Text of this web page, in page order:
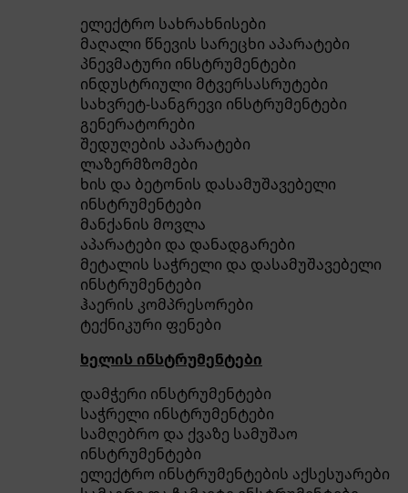
ელექტრო სახრახნისები
მაღალი წნევის სარეცხი აპარატები
პნევმატური ინსტრუმენტები
ინდუსტრიული მტვერსასრუტები
სახვრეტ-სანგრევი ინსტრუმენტები
გენერატორები
შედუღების აპარატები
ლაზერმზომები
ხის და ბეტონის დასამუშავებელი
ინსტრუმენტები
მანქანის მოვლა
აპარატები და დანადგარები
მეტალის საჭრელი და დასამუშავებელი
ინსტრუმენტები
ჰაერის კომპრესორები
ტექნიკური ფენები
ხელის ინსტრუმენტები
დამჭერი ინსტრუმენტები
საჭრელი ინსტრუმენტები
სამღებრო და ქვაზე სამუშაო
ინსტრუმენტები
ელექტრო ინსტრუმენტების აქსესუარები